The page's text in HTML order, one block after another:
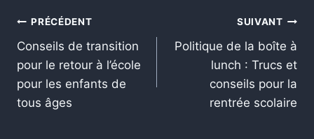
PRÉCÉDENT
Conseils de transition
pour le retour à l’école
pour les enfants de
tous âges
SUIVANT
Politique de la boîte à
lunch : Trucs et
conseils pour la
rentrée scolaire